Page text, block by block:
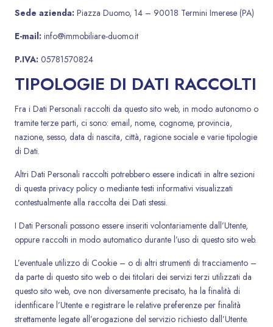
Sede azienda: Piazza Duomo, 14 – 90018 Termini Imerese (PA)
E-mail: info@immobiliare-duomo.it
P.IVA: 05781570824
TIPOLOGIE DI DATI RACCOLTI
Fra i Dati Personali raccolti da questo sito web, in modo autonomo o
tramite terze parti, ci sono: email, nome, cognome, provincia,
nazione, sesso, data di nascita, città, ragione sociale e varie tipologie
di Dati.
Altri Dati Personali raccolti potrebbero essere indicati in altre sezioni
di questa privacy policy o mediante testi informativi visualizzati
contestualmente alla raccolta dei Dati stessi.
I Dati Personali possono essere inseriti volontariamente dall’Utente,
oppure raccolti in modo automatico durante l’uso di questo sito web.
L’eventuale utilizzo di Cookie – o di altri strumenti di tracciamento –
da parte di questo sito web o dei titolari dei servizi terzi utilizzati da
questo sito web, ove non diversamente precisato, ha la finalità di
identificare l’Utente e registrare le relative preferenze per finalità
strettamente legate all’erogazione del servizio richiesto dall’Utente.